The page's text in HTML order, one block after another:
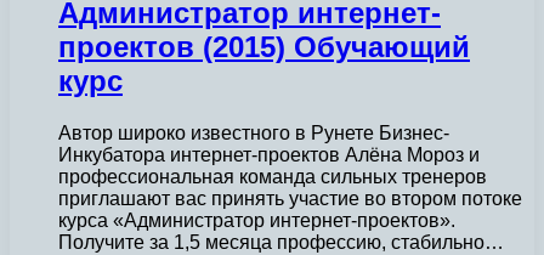
Администратор интернет-
проектов (2015) Обучающий
курс
Автор широко известного в Рунете Бизнес-
Инкубатора интернет-проектов Алёна Мороз и
профессиональная команда сильных тренеров
приглашают вас принять участие во втором потоке
курса «Администратор интернет-проектов».
Получите за 1,5 месяца профессию, стабильно…